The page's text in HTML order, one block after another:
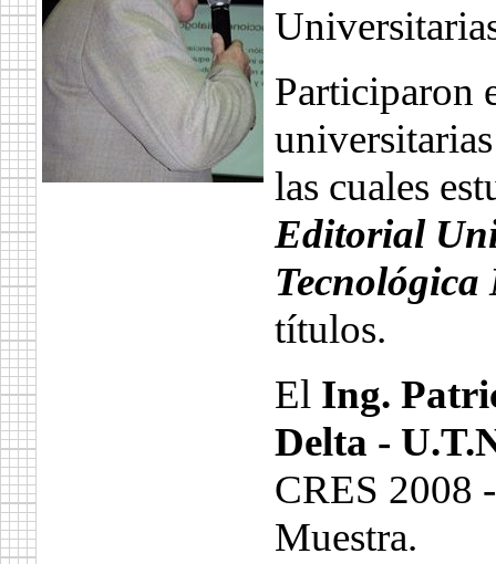
Participaron
las cuales
Editorial
títulos.
El Ing.
Delta -
CRES 2008
Muestra.